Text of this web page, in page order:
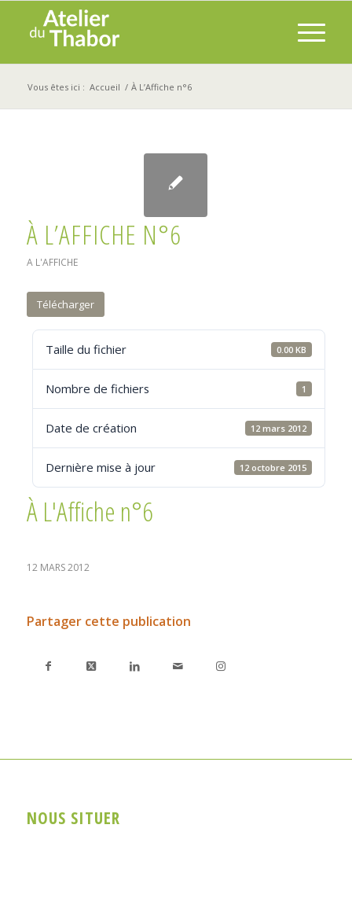
Vous êtes ici : Accueil / À L’Affiche n°6
À L’AFFICHE N°6
A L'AFFICHE
Télécharger
Taille du fichier 0.00 KB
Nombre de fichiers 1
Date de création 12 mars 2012
Dernière mise à jour 12 octobre 2015
À L'Affiche n°6
12 MARS 2012
Partager cette publication
NOUS SITUER